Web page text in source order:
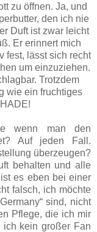
zu öffnen. Ja, und
den ich nie
Duft ist zwar leicht
Er erinnert mich
fest, lässt sich recht
um einzuziehen.
Trotzdem
wie ein fruchtiges
wenn man den
Auf jeden Fall.
überzeugen?
behalten und alle
es eben bei einer
falsch, ich möchte
sind, nicht
Pflege, die ich mir
ich kein großer Fan